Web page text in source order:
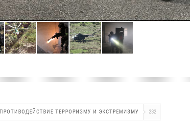
ПРОТИВОДЕЙСТВИЕ ТЕРРОРИЗМУ И ЭКСТРЕМИЗМУ 232